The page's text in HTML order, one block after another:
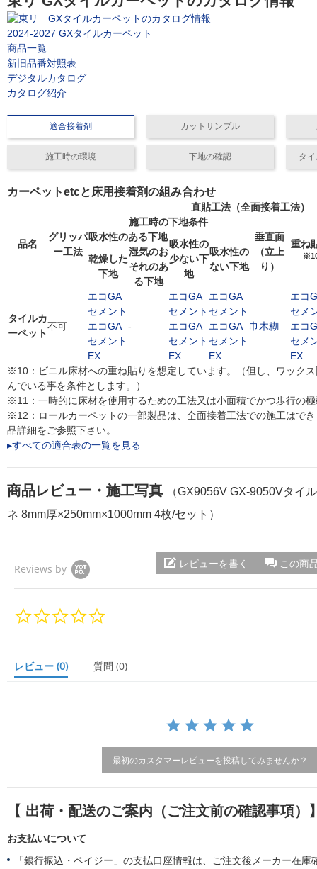
2024-2027 GXタイルカーペット
商品一覧
新旧品番対照表
デジタルカタログ
カタログ紹介
適合接着剤 カットサンプル
施工時の環境 下地の確認 タ
カーペットetcと床用接着剤の組み合わせ
品名
グリッパ
ー工法
直貼工法（全面接着工法）
施工時の下地条件
垂直面
（立上
り）
重ね
吸水性のある下地
吸水性の
少ない下
地
吸水性の
ない下地
乾燥した
下地
湿気のお
それのあ
る下地
タイルカ
ーペット
不可
エコGA
セメント
エコGA
セメント
EX
-
エコGA
セメント
エコGA
セメント
EX
エコGA
セメント
エコGA
セメント
EX
巾木糊
エコ
セメ
エコ
セメ
EX
※10：ビニル床材への重ね貼りを想定しています。（但し、ワック
んでいる事を条件とします。）
※11：一時的に床材を使用するための工法又は小面積でかつ歩行の
※12：ロールカーペットの一部製品は、全面接着工法での施工はで
品詳細をご参照下さい。
▸すべての適合表の一覧を見る
商品レビュー・施工写真
（GX9056V GX-9050Vタイ
ネ 8mm厚×250mm×1000mm 4枚/セット）
Reviews by この商
レビューを書く
a
r
g
レビュー (0) 質問 (0)
最初のカスタマーレビューを投稿してみませんか？
【 出荷・配送のご案内（ご注文前の確認事項）
お支払いについて
「銀行振込・ペイジー」の支払口座情報は、ご注文後メーカー在庫